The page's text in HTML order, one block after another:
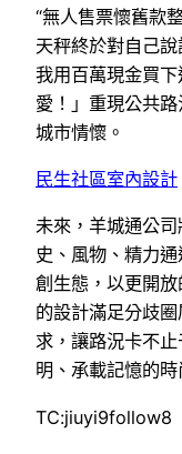
“無人售票懷舊款
天秤終於對自己
我用百萬現金買
愛！」重現公共路
城市情懷。
民生社區室內設計
未來，羊城通公
史、風物、精力
創生態，以更開
的設計滿足分歧
求，讓路況卡不止
明、承載記憶的時
TC:jiuyi9follow8